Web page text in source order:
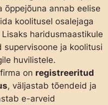
õppejõuna annab eelise
koolitusel osalejaga
haridusmaastikule
supervisoone ja koolitusi
huvilistele.
on registreeritud
, väljastab tõendeid ja
e-arveid